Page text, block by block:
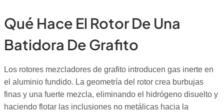
Qué Hace El Rotor De Una
Batidora De Grafito
Los rotores mezcladores de grafito introducen gas inerte en
el aluminio fundido. La geometría del rotor crea burbujas
finas y una fuerte mezcla, eliminando el hidrógeno disuelto y
haciendo flotar las inclusiones no metálicas hacia la